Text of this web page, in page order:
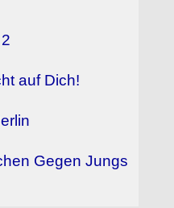
auf Dich!
Gegen Jungs